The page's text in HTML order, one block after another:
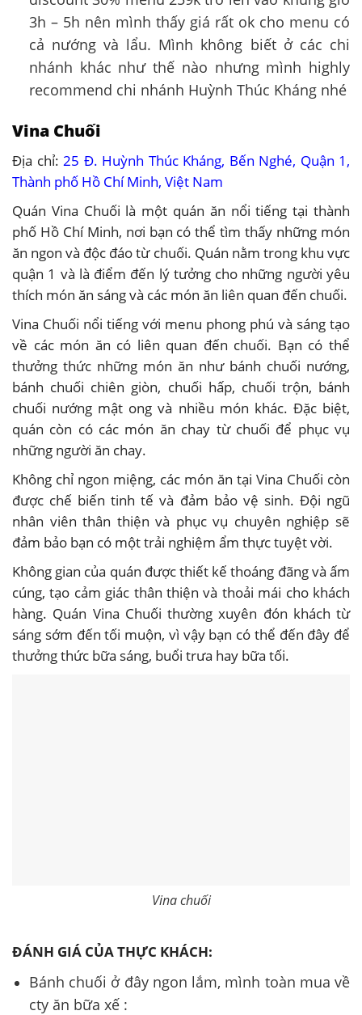
3h – 5h nên mình thấy giá rất ok cho menu có
cả nướng và lẩu. Mình không biết ở các chi
nhánh khác như thế nào nhưng mình highly
recommend chi nhánh Huỳnh Thúc Kháng nhé
Vina Chuối
Địa chỉ: 25 Đ. Huỳnh Thúc Kháng, Bến Nghé, Quận 1,
Thành phố Hồ Chí Minh, Việt Nam
Quán Vina Chuối là một quán ăn nổi tiếng tại thành
phố Hồ Chí Minh, nơi bạn có thể tìm thấy những món
ăn ngon và độc đáo từ chuối. Quán nằm trong khu vực
quận 1 và là điểm đến lý tưởng cho những người yêu
thích món ăn sáng và các món ăn liên quan đến chuối.
Vina Chuối nổi tiếng với menu phong phú và sáng tạo
về các món ăn có liên quan đến chuối. Bạn có thể
thưởng thức những món ăn như bánh chuối nướng,
bánh chuối chiên giòn, chuối hấp, chuối trộn, bánh
chuối nướng mật ong và nhiều món khác. Đặc biệt,
quán còn có các món ăn chay từ chuối để phục vụ
những người ăn chay.
Không chỉ ngon miệng, các món ăn tại Vina Chuối còn
được chế biến tinh tế và đảm bảo vệ sinh. Đội ngũ
nhân viên thân thiện và phục vụ chuyên nghiệp sẽ
đảm bảo bạn có một trải nghiệm ẩm thực tuyệt vời.
Không gian của quán được thiết kế thoáng đãng và ấm
cúng, tạo cảm giác thân thiện và thoải mái cho khách
hàng. Quán Vina Chuối thường xuyên đón khách từ
sáng sớm đến tối muộn, vì vậy bạn có thể đến đây để
thưởng thức bữa sáng, buổi trưa hay bữa tối.
Vina chuối
ĐÁNH GIÁ CỦA THỰC KHÁCH:
Bánh chuối ở đây ngon lắm, mình toàn mua về
cty ăn bữa xế :